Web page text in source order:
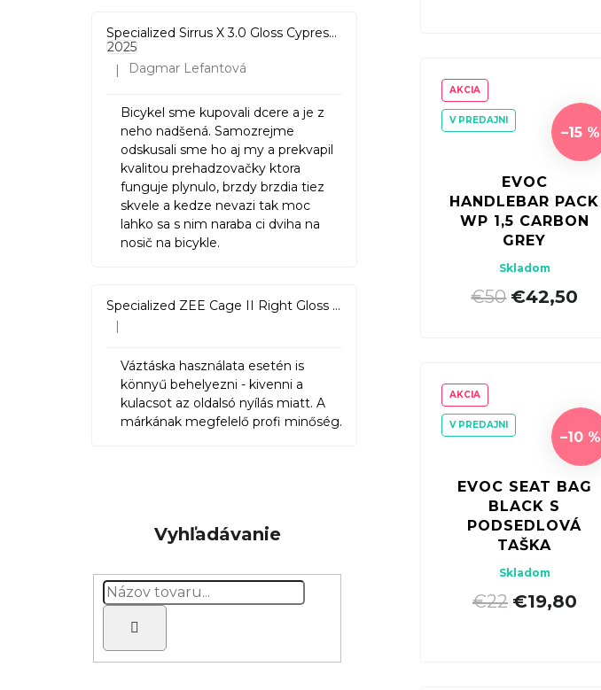
Specialized Sirrus X 3.0 Gloss Cypress / Cool Grey Reflective
2025
Hodnotenie produktu je 5 z 5 hviezdičiek.
| Dagmar Lefantová
Bicykel sme kupovali dcere a je z
neho nadšená. Samozrejme
odskusali sme ho aj my a prekvapil
kvalitou prehadzovačky ktora
funguje plynulo, brzdy brzdia tiez
skvele a kedze nevazi tak moc
lahko sa s nim naraba ci dviha na
nosič na bicykle.
Specialized ZEE Cage II Right Gloss Black
Hodnotenie produktu je 5 z 5 hviezdičiek.
|
Váztáska használata esetén is
könnyű behelyezni - kivenni a
kulacsot az oldalsó nyílás miatt. A
márkának megfelelő profi minőség.
Vyhľadávanie
AKCIA
V PREDAJNI
–15 %
EVOC
HANDLEBAR PACK
WP 1,5 CARBON
GREY
Skladom
€50| €42,50
AKCIA
V PREDAJNI
–10 %
EVOC SEAT BAG
BLACK S
PODSEDLOVÁ
TAŠKA
Skladom
€22| €19,80